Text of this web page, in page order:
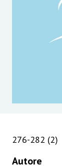
276-282 (2)
Autore